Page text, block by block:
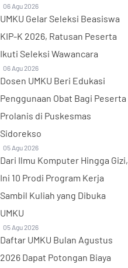
06 Agu 2026
UMKU Gelar Seleksi Beasiswa
KIP-K 2026, Ratusan Peserta
Ikuti Seleksi Wawancara
06 Agu 2026
Dosen UMKU Beri Edukasi
Penggunaan Obat Bagi Peserta
Prolanis di Puskesmas
Sidorekso
05 Agu 2026
Dari Ilmu Komputer Hingga Gizi,
Ini 10 Prodi Program Kerja
Sambil Kuliah yang Dibuka
UMKU
05 Agu 2026
Daftar UMKU Bulan Agustus
2026 Dapat Potongan Biaya